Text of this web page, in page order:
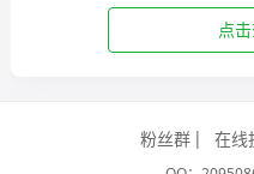
点
粉丝群 在线